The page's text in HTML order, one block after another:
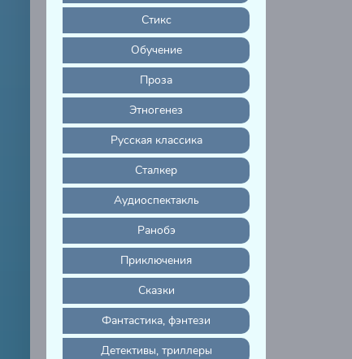
Стикс
Обучение
Проза
Этногенез
Русская классика
Сталкер
Аудиоспектакль
Ранобэ
Приключения
Сказки
Фантастика, фэнтези
Детективы, триллеры